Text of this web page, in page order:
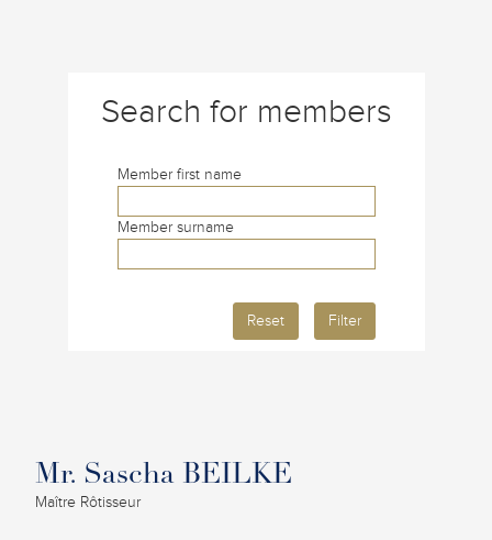
Search for members
Member first name
Member surname
Reset Filter
Mr. Sascha BEILKE
Maître Rôtisseur